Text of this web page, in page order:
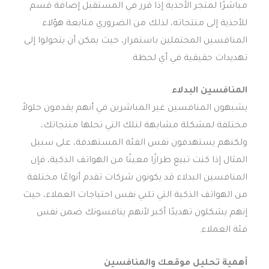
مباشرًا لمتجر الأحذية إذا قرر في المستقبل إضافة قسم
للأحذية إلى منتجاته، لذلك من الضروري متابعة هؤلاء
المنافسين المحتملين باستمرار، حيث يمكن أن يتحولوا إلى
تهديدات حقيقية في أي لحظة.
المنافسين البدلاء
يشبهون المنافسين غير المباشرين في أنهم يقدمون حلولاً
مختلفة لمشكلة مشابهة لتلك التي تحلها منتجاتك،
ولكنهم يستهدفون نفس الفئة المستهدفة، على سبيل
المثال إذا كنت تبيع طرازًا معينًا من الهواتف الذكية، فإن
المنافسين البدلاء قد يكونون شركات تقدم أنواعًا مختلفة
من الهواتف الذكية التي تلبي نفس احتياجات العملاء، حيث
إنهم يشكلون تهديدًا أكبر لأنهم ينافسونك ضمن نفس
فئة العملاء.
أهمية تحليل موقعك والمنافسين